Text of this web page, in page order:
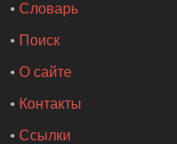
•Словарь
• Поиск
•О сайте
• Контакты
•Ссылки